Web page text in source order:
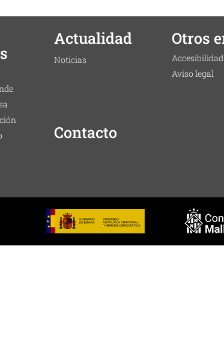
Actualidad
Noticias
Contacto
Otros
Accesibilidad
Aviso legal